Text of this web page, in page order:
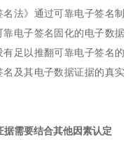
法》通过可靠电子签名制
电子签名固化的电子数据
足以推翻可靠电子签名的
及其电子数据证据的真实
需要结合其他因素认定